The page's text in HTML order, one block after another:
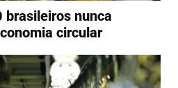
brasileiros nunca
circular